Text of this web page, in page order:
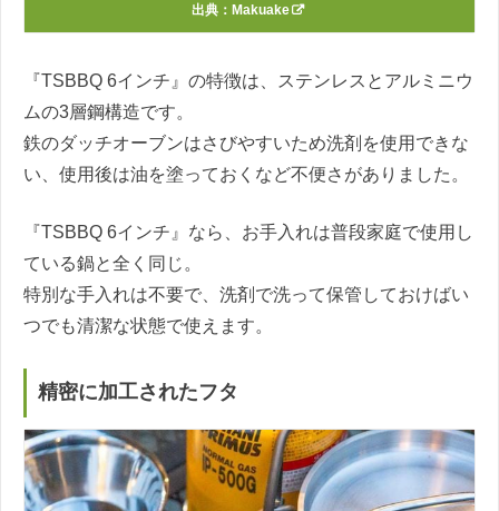
出典： Makuake
『TSBBQ 6インチ』の特徴は、ステンレスとアルミニウ
ムの3層鋼構造です。
鉄のダッチオーブンはさびやすいため洗剤を使用できな
い、使用後は油を塗っておくなど不便さがありました。
『TSBBQ 6インチ』なら、お手入れは普段家庭で使用し
ている鍋と全く同じ。
特別な手入れは不要で、洗剤で洗って保管しておけばい
つでも清潔な状態で使えます。
精密に加工されたフタ